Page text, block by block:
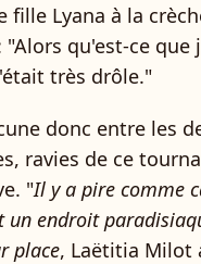
Lyana à la
qu'est-ce que
très drôle."
donc entre les
ravies de ce
"Il y a pire comme
un endroit
place, Laëtitia Milot